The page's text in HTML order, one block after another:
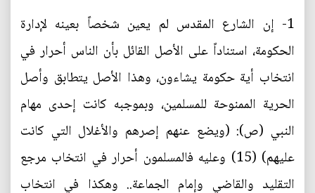
1- إن الشارع المقدس لم يعين شخصاً بعينه لإدارة
الحكومة، استناداً على الأصل القائل بأن الناس أحرار في
انتخاب أية حكومة يشاءون، وهذا الأصل يتطابق وأصل
الحرية الممنوحة للمسلمين، وبموجبه كانت إحدى مهام
النبي (ص): (ويضع عنهم إصرهم والأغلال التي كانت
عليهم) (15) وعليه فالمسلمون أحرار في انتخاب مرجع
التقليد والقاضي وإمام الجماعة.. وهكذا في انتخاب